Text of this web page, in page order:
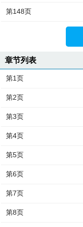
第148页
章节列表
第1页
第2页
第3页
第4页
第5页
第6页
第7页
第8页